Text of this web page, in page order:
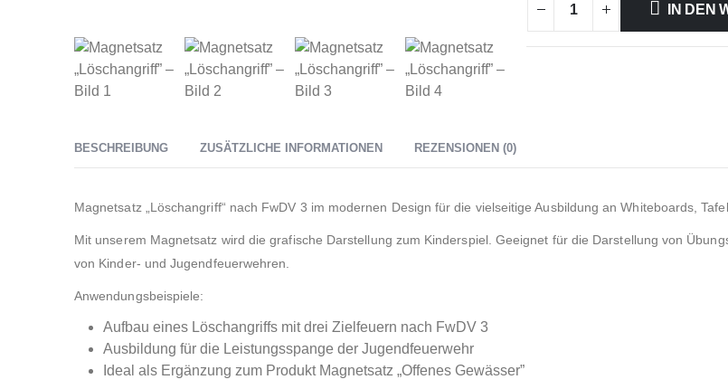
IN DEN
BESCHREIBUNG ZUSÄTZLICHE INFORMATIONEN REZENSIONEN (0)
Magnetsatz „Löschangriff“ nach FwDV 3 im modernen Design für die vielseitige Ausbildung an Whiteboards,
Mit unserem Magnetsatz wird die grafische Darstellung zum Kinderspiel. Geeignet für die Darstellung von
von Kinder- und Jugendfeuerwehren.
Anwendungsbeispiele:
Aufbau eines Löschangriffs mit drei Zielfeuern nach FwDV 3
Ausbildung für die Leistungsspange der Jugendfeuerwehr
Ideal als Ergänzung zum Produkt Magnetsatz „Offenes Gewässer”